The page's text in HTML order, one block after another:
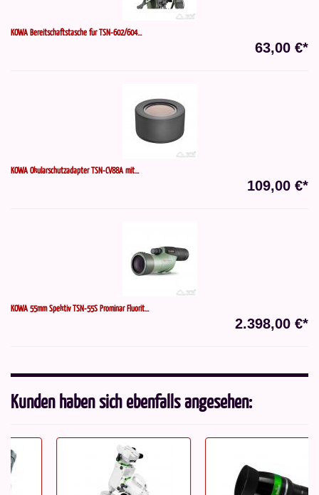
KOWA Bereitschaftstasche für TSN-602/604...
63,00 €*
KOWA Okularschutzadapter TSN-CV88A mit...
109,00 €*
KOWA 55mm Spektiv TSN-55S Prominar Fluorit...
2.398,00 €*
Kunden haben sich ebenfalls angesehen: